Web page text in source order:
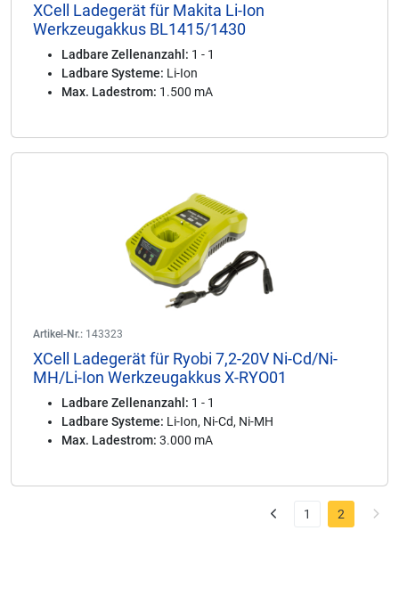
XCell Ladegerät für Makita Li-Ion
Werkzeugakkus BL1415/1430
Ladbare Zellenanzahl: 1 - 1
Ladbare Systeme: Li-Ion
Max. Ladestrom: 1.500 mA
Artikel-Nr.: 143323
XCell Ladegerät für Ryobi 7,2-20V Ni-Cd/Ni-
MH/Li-Ion Werkzeugakkus X-RYO01
Ladbare Zellenanzahl: 1 - 1
Ladbare Systeme: Li-Ion, Ni-Cd, Ni-MH
Max. Ladestrom: 3.000 mA
1 2